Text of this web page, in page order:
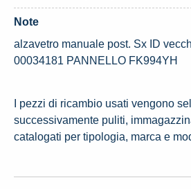
Note
alzavetro manuale post. Sx ID
00034181 PANNELLO FK994YH
I pezzi di ricambio usati vengono
successivamente puliti,
catalogati per tipologia, marca e